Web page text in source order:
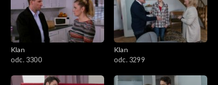
4601–4700
4501–4600
4401–4500
4301–4400
Klan
odc. 3300
Klan
odc. 3299